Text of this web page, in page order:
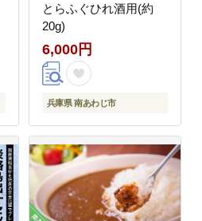
とらふぐひれ酒用(約
20g)
6,000円
兵庫県 南あわじ市